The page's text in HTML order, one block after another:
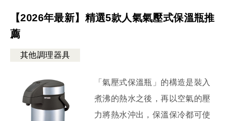
【2026年最新】精選5款人氣氣壓式保溫瓶推
薦
其他調理器具
「氣壓式保溫瓶」的構造是裝入
煮沸的熱水之後，再以空氣的壓
力將熱水沖出，保溫保冷都可使